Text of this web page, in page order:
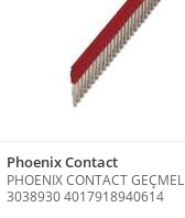
Phoenix Contact
PHOENIX CONTACT
3038930 4017918940614